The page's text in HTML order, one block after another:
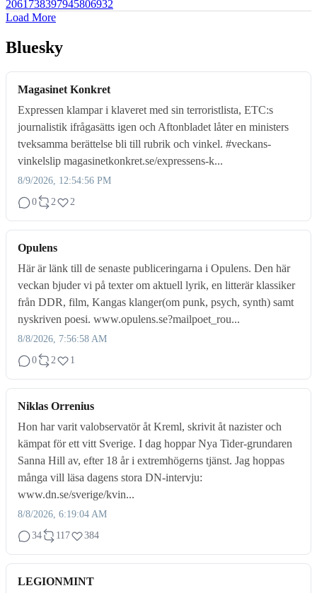
2061738397945806932
Load More
Bluesky
Magasinet Konkret
Expressen klampar i klaveret med sin terroristlista, ETC:s
journalistik ifrågasätts igen och Aftonbladet låter en ministers
tveksamma berättelse bli till rubrik och vinkel. #veckans-
vinkelslip magasinetkonkret.se/expressens-k...
8/9/2026, 12:54:56 PM
0
2 2
Opulens
Här är länk till de senaste publiceringarna i Opulens. Den här
veckan bjuder vi på texter om aktuell lyrik, en litterär klassiker
från DDR, film, Kangas klanger(om punk, psych, synth) samt
nyskriven poesi. www.opulens.se?mailpoet_rou...
8/8/2026, 7:56:58 AM
0
2 1
Niklas Orrenius
Hon har varit valobservatör åt Kreml, skrivit åt nazister och
kämpat för ett vitt Sverige. I dag hoppar Nya Tider-grundaren
Sanna Hill av, efter 18 år i extremhögerns tjänst. Jag hoppas
många vill läsa dagens stora DN-intervju:
www.dn.se/sverige/kvin...
8/8/2026, 6:19:04 AM
34
117 384
LEGIONMINT